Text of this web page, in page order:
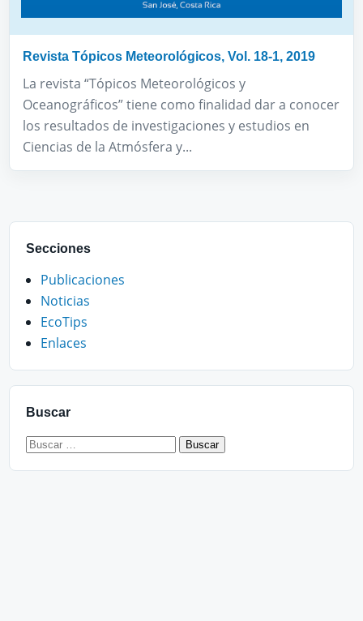
Revista Tópicos Meteorológicos, Vol. 18-1, 2019
La revista “Tópicos Meteorológicos y
Oceanográficos” tiene como finalidad dar a conocer
los resultados de investigaciones y estudios en
Ciencias de la Atmósfera y...
Secciones
Publicaciones
Noticias
EcoTips
Enlaces
Buscar
Buscar: